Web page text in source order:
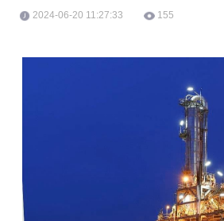
2024-06-20 11:27:33 155